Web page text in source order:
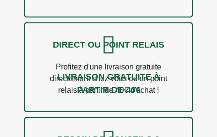
LIVRAISON GRATUITE À
PARTIR DE 40€
DIRECT OU POINT RELAIS
Profitez d'une livraison gratuite
directement chez vous ou en point
relais à partir de 40€ d'achat !